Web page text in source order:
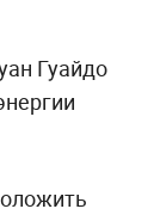
Гуайдо